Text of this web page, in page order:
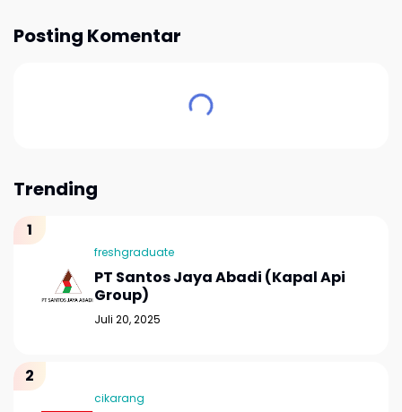
Posting Komentar
Trending
freshgraduate
PT Santos Jaya Abadi (Kapal Api
Group)
Juli 20, 2025
cikarang